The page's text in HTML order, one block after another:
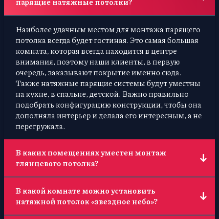
Наиболее удачным местом для монтажа парящего
потолка всегда будет гостиная. Это самая большая
комната, которая всегда находится в центре
внимания, поэтому наши клиенты, в первую
очередь, заказывают покрытие именно сюда.
Также натяжные парящие системы будут уместны
на кухне, в спальне, детской. Важно правильно
подобрать конфигурацию конструкции, чтобы она
дополняла интерьер и делала его интересным, а не
перегружала.
В каких помещениях уместен монтаж
глянцевого потолка?
наиболее универсальных. Они подходят как для
маленьких комнат, зрительно их увеличивая, так
и больших. Натяжные глянцевые системы
В какой комнате можно установить
натяжной потолок «звездное небо»?